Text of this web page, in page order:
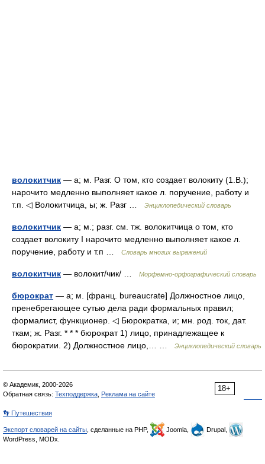
волокитчик — а; м. Разг. О том, кто создает волокиту (1.В.);
нарочито медленно выполняет какое л. поручение, работу и
т.п. ◁ Волокитчица, ы; ж. Разг …
Энциклопедический словарь
волокитчик — а; м.; разг. см. тж. волокитчица о том, кто
создает волокиту I нарочито медленно выполняет какое л.
поручение, работу и т.п …
Словарь многих выражений
волокитчик — волокит/чик/ … Морфемно-орфографический словарь
бюрократ — а; м. [франц. bureaucrate] Должностное лицо,
пренебрегающее сутью дела ради формальных правил;
формалист, функционер. ◁ Бюрократка, и; мн. род. ток, дат.
ткам; ж. Разг. * * * бюрократ 1) лицо, принадлежащее к
бюрократии. 2) Должностное лицо,… …
Энциклопедический словарь
18+
© Академик, 2000-2026
Обратная связь: Техподдержка Реклама на сайте
👣 Путешествия
Экспорт словарей на сайты , сделанные на PHP, Joomla,
Drupal,
WordPress, MODx.